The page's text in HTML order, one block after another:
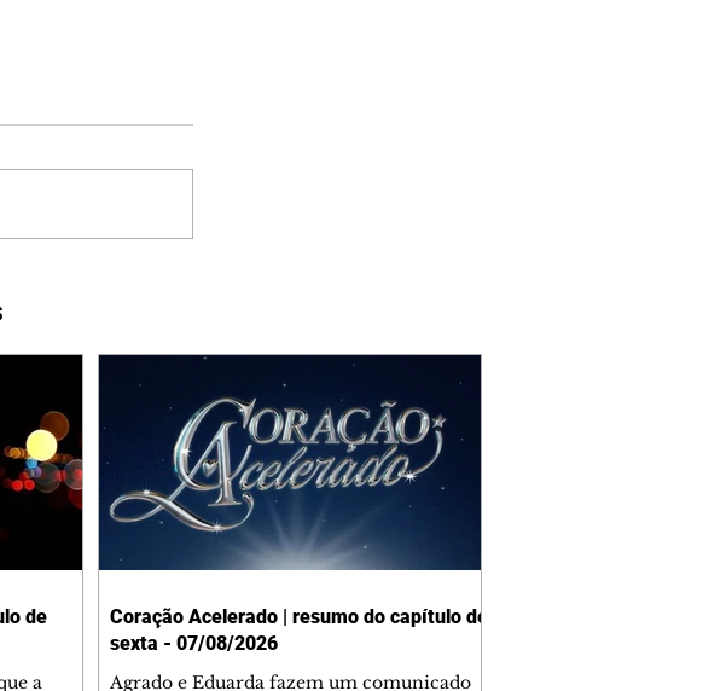
de
a
Coração Acelerado | resumo do capítulo de
sexta - 07/08/2026
Agrado e Eduarda fazem um comunicado